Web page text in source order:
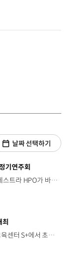
날짜 선택하기
기연주회
현대자동차그룹 필하모닉 오케스트라 HPO가 바이올리니스트 한수진과 함께 2024 정기연주회를 개최합니다. HPO가 이번 공연에서 선보일 곡은 경기병 서곡, 환상 교향곡 바이올린 협주곡 라장조 Op.35 등 총 3곡인데요, ‘같이 만드는 가치’를 전달할 HPO의 정기 연주회는 다음 달 1일, 세종문화회관에서 만나보실 수 있습니다.
최
현대위아가 지난 16일, 안전교육센터 S+에서 초등학생 이상의 자녀를 둔 임직원과 가족을 대상으로 안전패밀리데이를 열었습니다. 이번 교육에는 소화기와 완강기 사용법, 심폐소생술 방법 등 일상 속에서 필요한 생활 안전 교육과 개인보호구 착용, 지게차 협착 등 산업 안전 교육을 함께 진행했습니다. 김유준 / 임직원 자녀떨어지면 얼마나 위험한지도 속도도 체감되고 너무 빨라서 무서웠던 것 같아요. 박노웅 책임매니저 / 현대위아 차량부품보전팀퀴즈를 풀다보니까 제가 안전에 대해서 모르는 게 너무 많았는데 아이들하고 같이 배울 수 있어서 더 좋았던 것 같습니다. 현대위아는 앞으로도 임직원 가족은 물론 지역 사회에 안전 문화를 확산할 수 있도록 노력할 예정입니다.